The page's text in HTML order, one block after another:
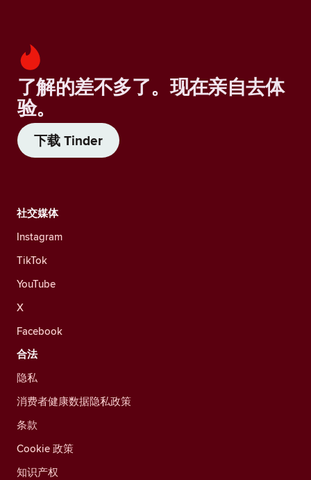
了解的差不多了。现在亲自去体
验。
下载 Tinder
社交媒体
Instagram
TikTok
YouTube
X
Facebook
合法
隐私
消费者健康数据隐私政策
条款
Cookie 政策
知识产权